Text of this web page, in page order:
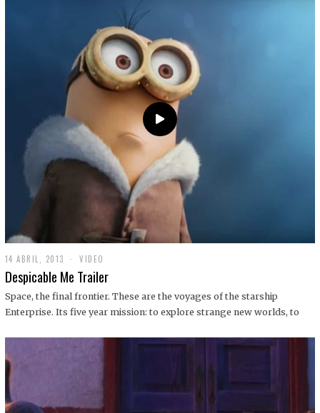
14 ABRIL, 2013
9
D
C
I
1
VIDEO
Despicable Me Trailer
Space, the final frontier. These are the voyages of the starship
Enterprise. Its five year mission: to explore strange new worlds, to